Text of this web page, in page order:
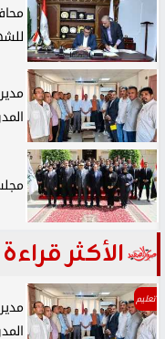
الأكثر قراءة
تعليم